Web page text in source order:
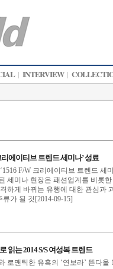
| INTERVIEW |
리에이티브 트렌드 세미나’ 성료
F/W 크리에이티브 트렌드
세미나 현장은 패션업계를 비롯
하게 바뀌는 유행에 대한 관심과
류가 될 것[2014-09-15]
읽는 2014 S/S 여성복 트렌드
로맨틱한 유혹의 ‘연보라’ 뜬다